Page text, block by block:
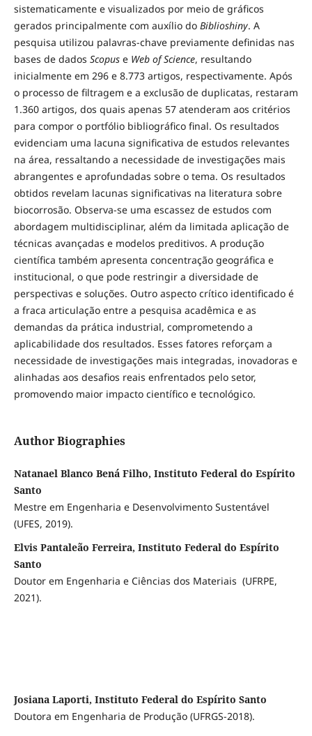
sistematicamente e visualizados por meio de gráficos
gerados principalmente com auxílio do Biblioshiny. A
pesquisa utilizou palavras-chave previamente definidas nas
bases de dados Scopus eWeb of Science, resultando
inicialmente em 296 e 8.773 artigos, respectivamente. Após
o processo de filtragem e a exclusão de duplicatas, restaram
1.360 artigos, dos quais apenas 57 atenderam aos critérios
para compor o portfólio bibliográfico final. Os resultados
evidenciam uma lacuna significativa de estudos relevantes
na área, ressaltando a necessidade de investigações mais
abrangentes e aprofundadas sobre o tema. Os resultados
obtidos revelam lacunas significativas na literatura sobre
biocorrosão. Observa-se uma escassez de estudos com
abordagem multidisciplinar, além da limitada aplicação de
técnicas avançadas e modelos preditivos. A produção
científica também apresenta concentração geográfica e
institucional, o que pode restringir a diversidade de
perspectivas e soluções. Outro aspecto crítico identificado é
a fraca articulação entre a pesquisa acadêmica e as
demandas da prática industrial, comprometendo a
aplicabilidade dos resultados. Esses fatores reforçam a
necessidade de investigações mais integradas, inovadoras e
alinhadas aos desafios reais enfrentados pelo setor,
promovendo maior impacto científico e tecnológico.
Author Biographies
Natanael Blanco Bená Filho, Instituto Federal do Espírito
Santo
Mestre em Engenharia e Desenvolvimento Sustentável
(UFES, 2019).
Elvis Pantaleão Ferreira, Instituto Federal do Espírito
Santo
Doutor em Engenharia e Ciências dos Materiais (UFRPE,
2021).
Josiana Laporti, Instituto Federal do Espírito Santo
Doutora em Engenharia de Produção (UFRGS-2018).